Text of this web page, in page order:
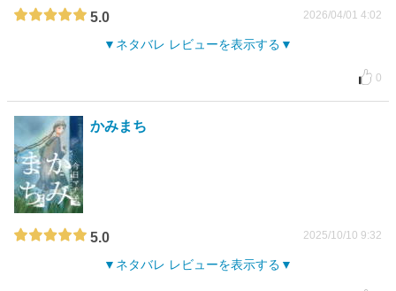
5.0 2026/04/01 4:02
ネタバレ レビューを表示する
0
かみまち
5.0 2025/10/10 9:32
ネタバレ レビューを表示する